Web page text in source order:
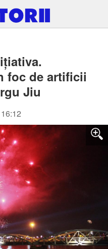
foc de artificii
Jiu